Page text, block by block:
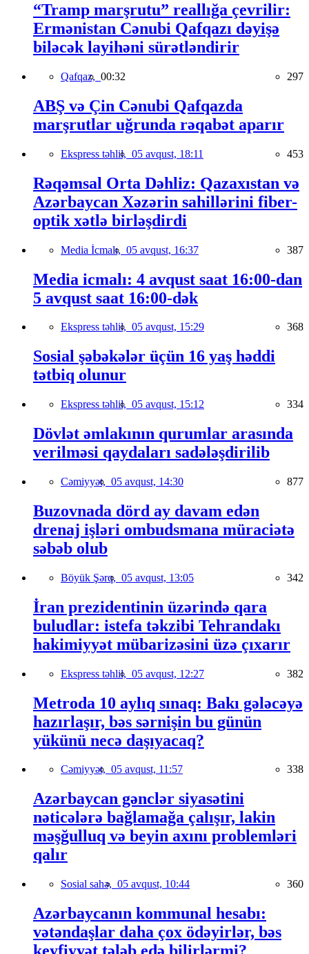
“Tramp marşrutu” reallığa çevrilir:
Ermənistan Cənubi Qafqazı dəyişə
biləcək layihəni sürətləndirir
Qafqaz, 00:32 297
ABŞ və Çin Cənubi Qafqazda
marşrutlar uğrunda rəqabət aparır
Ekspress təhlil, 05 avqust, 18:11 453
Rəqəmsal Orta Dəhliz: Qazaxıstan və
Azərbaycan Xəzərin sahillərini fiber-
optik xətlə birləşdirdi
Media İcmalı, 05 avqust, 16:37 387
Media icmalı: 4 avqust saat 16:00-dan
5 avqust saat 16:00-dək
Ekspress təhlil, 05 avqust, 15:29 368
Sosial şəbəkələr üçün 16 yaş həddi
tətbiq olunur
Ekspress təhlil, 05 avqust, 15:12 334
Dövlət əmlakının qurumlar arasında
verilməsi qaydaları sadələşdirilib
Cəmiyyət, 05 avqust, 14:30 877
Buzovnada dörd ay davam edən
drenaj işləri ombudsmana müraciətə
səbəb olub
Böyük Şərq, 05 avqust, 13:05 342
İran prezidentinin üzərində qara
buludlar: istefa təkzibi Tehrandakı
hakimiyyət mübarizəsini üzə çıxarır
Ekspress təhlil, 05 avqust, 12:27 382
Metroda 10 aylıq sınaq: Bakı gələcəyə
hazırlaşır, bəs sərnişin bu günün
yükünü necə daşıyacaq?
Cəmiyyət, 05 avqust, 11:57 338
Azərbaycan gənclər siyasətini
nəticələrə bağlamağa çalışır, lakin
məşğulluq və beyin axını problemləri
qalır
Sosial sahə, 05 avqust, 10:44 360
Azərbaycanın kommunal hesabı:
vətəndaşlar daha çox ödəyirlər, bəs